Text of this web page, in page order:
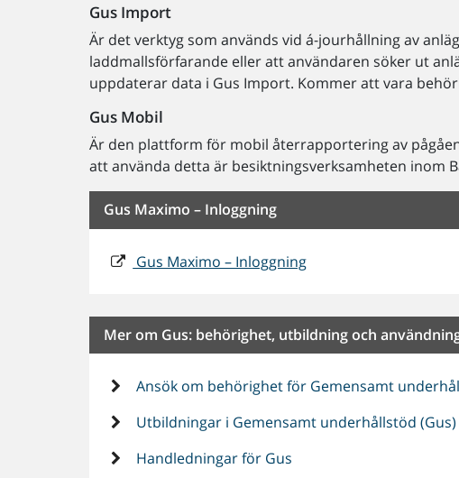
Gus Import
Är det verktyg som används vid á-jourhållning av
laddmallsförfarande eller att användaren söker ut
uppdaterar data i Gus Import. Kommer att vara
Gus Mobil
Är den plattform för mobil återrapportering av
att använda detta är besiktningsverksamheten inom
Gus Maximo – Inloggning
Gus Maximo – Inloggning
Mer om Gus: behörighet, utbildning och
Ansök om behörighet för Gemensamt
Utbildningar i Gemensamt underhållstöd (Gus)
Handledningar för Gus